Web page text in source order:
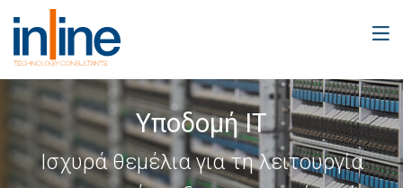
Υποδομή ΙΤ
Ισχυρά θεμέλια για τη λειτουργία